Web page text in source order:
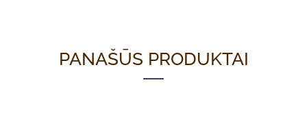
PANAŠŪS PRODUKTAI